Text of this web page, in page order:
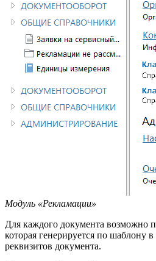
Модуль «Рекламации»
Для каждого документа возможно
которая генерируется по шаблону
реквизитов документа.